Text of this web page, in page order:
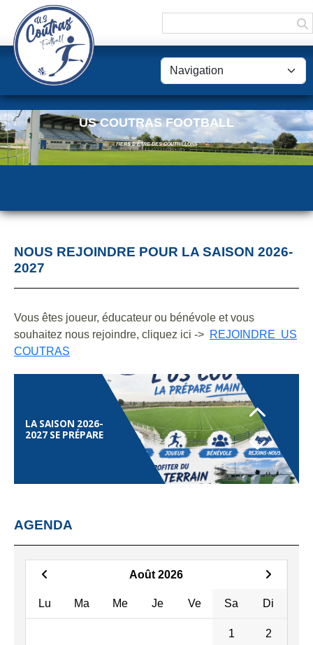
US COUTRAS FOOTBALL
FIERS D'ÊTRE DES COUTRILLONS
NOUS REJOINDRE POUR LA SAISON 2026-
2027
Vous êtes joueur, éducateur ou bénévole et vous
souhaitez nous rejoindre, cliquez ici -> REJOINDRE US
COUTRAS
LICENCES POUR LA
SAISON 2026-2027
LA SAISON 2026-
2027 SE PRÉPARE
LES TARIFS
AGENDA
Août 2026
Lu Ma Me Je Ve Sa Di
1 2
Panneau de gestion des cookies